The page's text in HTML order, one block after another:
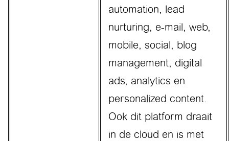
automation, lead
nurturing, e-mail, web,
mobile, social, blog
management, digital
ads, analytics en
personalized content.
Ook dit platform draait
in de cloud en is met